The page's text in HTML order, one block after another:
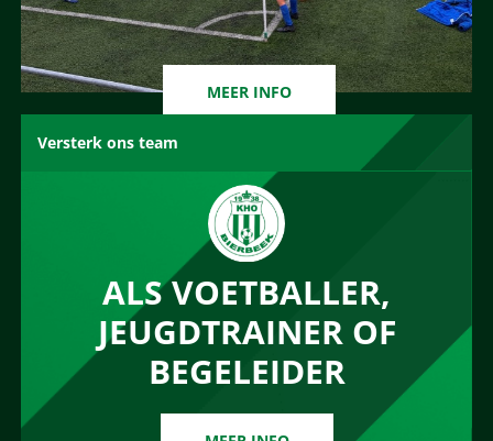
MEER INFO
Versterk ons team
ALS VOETBALLER,
JEUGDTRAINER OF
BEGELEIDER